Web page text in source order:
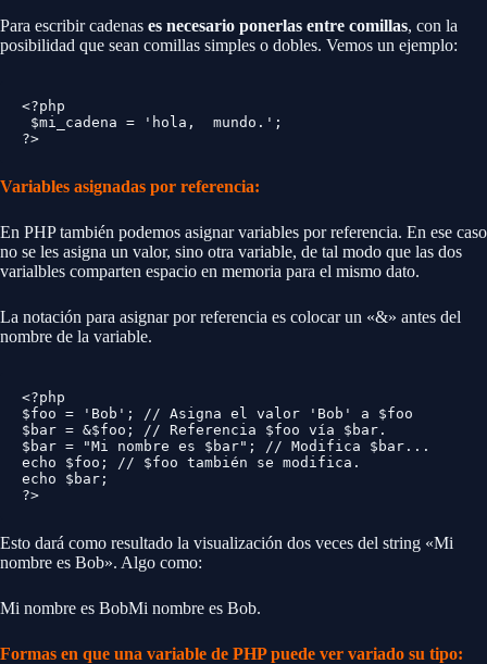
Para escribir cadenas es necesario ponerlas entre comillas, con la
posibilidad que sean comillas simples o dobles. Vemos un ejemplo:
<?php
$mi_cadena = 'hola,  mundo.';
?>
Variables asignadas por referencia:
En PHP también podemos asignar variables por referencia. En ese caso
no se les asigna un valor, sino otra variable, de tal modo que las dos
varialbles comparten espacio en memoria para el mismo dato.
La notación para asignar por referencia es colocar un «&» antes del
nombre de la variable.
<?php
$foo = 'Bob'; // Asigna el valor 'Bob' a $foo
$bar = &$foo; // Referencia $foo vía $bar.
$bar = "Mi nombre es $bar"; // Modifica $bar...
echo $foo; // $foo también se modifica.
echo $bar;
?>
Esto dará como resultado la visualización dos veces del string «Mi
nombre es Bob». Algo como:
Mi nombre es BobMi nombre es Bob.
Formas en que una variable de PHP puede ver variado su tipo: